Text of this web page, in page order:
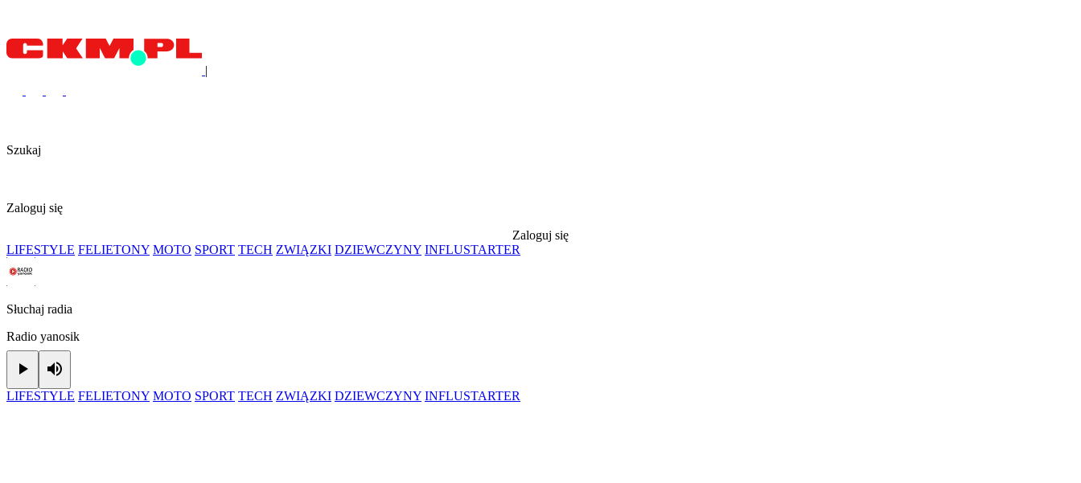
|
Szukaj
Zaloguj się
Zaloguj się
LIFESTYLE FELIETONY MOTO SPORT TECH ZWIĄZKI DZIEWCZYNY INFLUSTARTER
Słuchaj radia
Radio yanosik
Play
LIFESTYLE FELIETONY MOTO SPORT TECH ZWIĄZKI DZIEWCZYNY INFLUSTARTER